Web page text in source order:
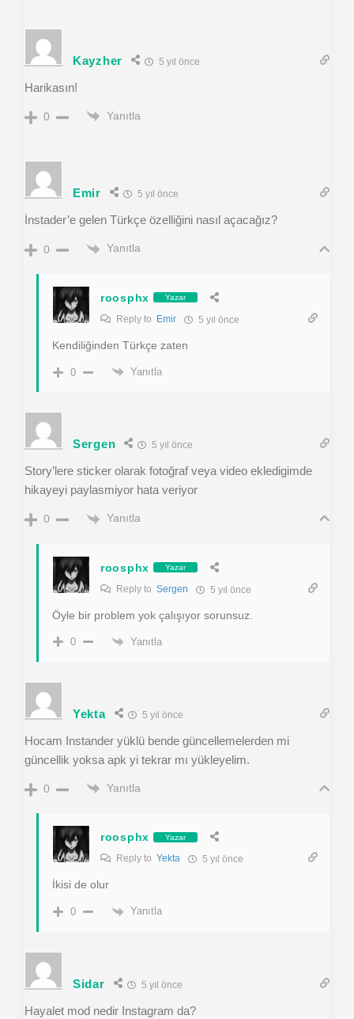
Kayzher 5 yıl önce
Harikasın!
0 Yanıtla
Emir 5 yıl önce
İnstader’e gelen Türkçe özelliğini nasıl açacağız?
0 Yanıtla
roosphx Yazar
Reply to Emir 5 yıl önce
Kendiliğinden Türkçe zaten
0 Yanıtla
Sergen 5 yıl önce
Story’lere sticker olarak fotoğraf veya video ekledigimde
hikayeyi paylasmiyor hata veriyor
0 Yanıtla
roosphx Yazar
Reply to Sergen 5 yıl önce
Öyle bir problem yok çalışıyor sorunsuz.
0 Yanıtla
Yekta 5 yıl önce
Hocam Instander yüklü bende güncellemelerden mi
güncellik yoksa apk yi tekrar mı yükleyelim.
0 Yanıtla
roosphx Yazar
Reply to Yekta 5 yıl önce
İkisi de olur
0 Yanıtla
Sidar 5 yıl önce
Hayalet mod nedir Instagram da?